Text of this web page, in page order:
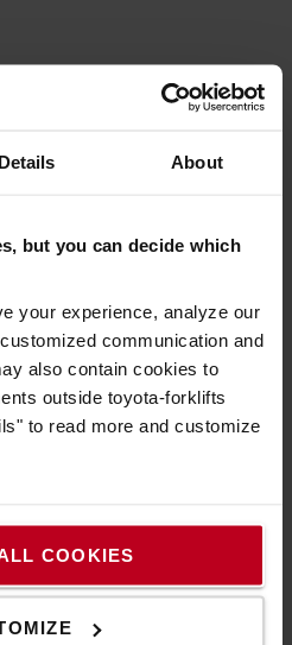
Details About
but you can decide which
your experience, analyze our
communication and
also contain cookies to
outside toyota-forklifts
to read more and customize
COOKIES
und eine Reihe von
am Heck lässt
in engen Bereichen
manövrieren.
Kombination mit der gut
ist der Traigo80 für
bestens geeignet.